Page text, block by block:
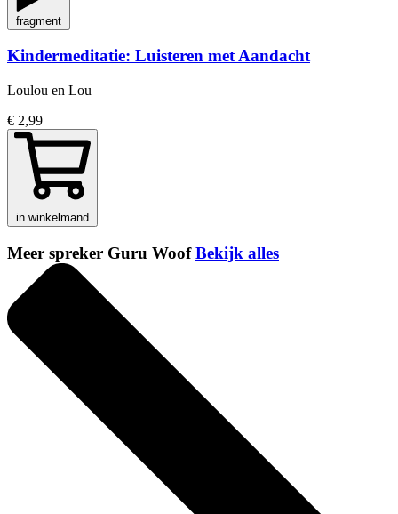
fragment
Kindermeditatie: Luisteren met Aandacht
Loulou en Lou
€ 2,99
in winkelmand
Meer spreker Guru WoofBekijk alles